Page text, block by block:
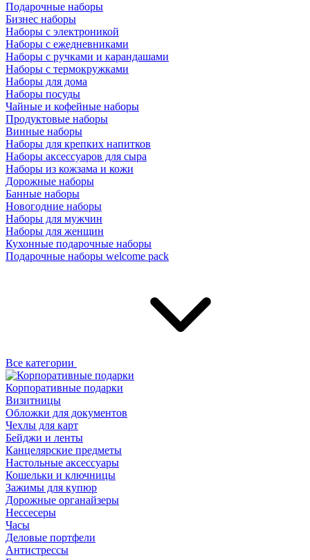
Подарочные наборы
Бизнес наборы
Наборы с электроникой
Наборы с ежедневниками
Наборы с ручками и карандашами
Наборы с термокружками
Наборы для дома
Наборы посуды
Чайные и кофейные наборы
Продуктовые наборы
Винные наборы
Наборы для крепких напитков
Наборы аксессуаров для сыра
Наборы из кожзама и кожи
Дорожные наборы
Банные наборы
Новогодние наборы
Наборы для мужчин
Наборы для женщин
Кухонные подарочные наборы
Подарочные наборы welcome pack
Все категории
Корпоративные подарки
Визитницы
Обложки для документов
Чехлы для карт
Бейджи и ленты
Канцелярские предметы
Настольные аксессуары
Кошельки и ключницы
Зажимы для купюр
Дорожные органайзеры
Нессесеры
Часы
Деловые портфели
Антистрессы